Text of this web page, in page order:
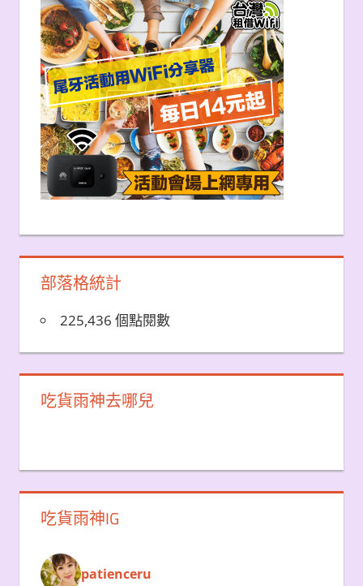
部落格統計
225,436 個點閱數
吃貨雨神去哪兒
吃貨雨神IG
patienceru